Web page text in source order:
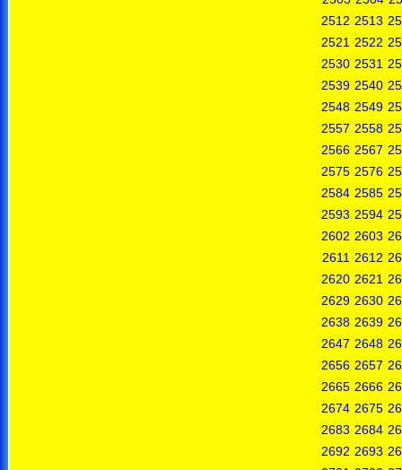
2512 2513
2521 2522
2530 2531
2539 2540
2548 2549
2557 2558
2566 2567
2575 2576
2584 2585
2593 2594
2602 2603
2611 2612
2620 2621
2629 2630
2638 2639
2647 2648
2656 2657
2665 2666
2674 2675
2683 2684
2692 2693